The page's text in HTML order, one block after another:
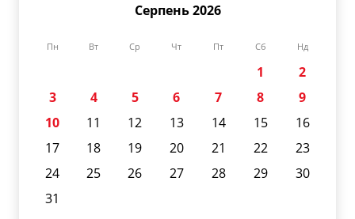
Серпень 2026
Пн Вт Ср Чт Пт Сб Нд
1
2
3
4 5 6 7 8
9
10
11 12 13 14 15
16
17
18 19 20 21 22
23
24
25 26 27 28 29
30
31